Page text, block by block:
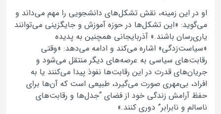
او در این زمینه، نقش تشکل‌های دانشجویی را مهم می‌داند و
می‌گوید: «این تشکل‌ها در حوزه آموزش و جایگزینی می‌توانند
یاری‌رسان باشند.» آذربایجانی همچنین به پدیده
«سیاست‌زدگی» اشاره می‌کند و ادامه می‌دهد: «وقتی
رقابت‌های سیاسی به عرصه‌های دیگر منتقل می‌شود و
جریان‌های قدرت در این رقابت‌ها نفوذ پیدا می‌کنند یا به
افراد، بی‌مهری صورت می‌گیرد، طبیعی است که آن‌ها برای
حفظ آرامش زندگی خود از فضای “جدل‌ها و رقابت‌های
ناسالم و نابرابر” دوری کنند.»